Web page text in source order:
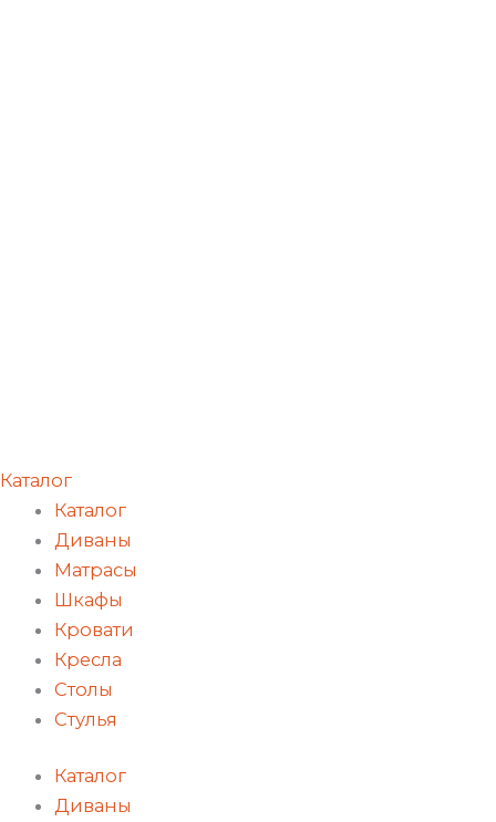
Каталог
Каталог
Диваны
Матрасы
Шкафы
Кровати
Кресла
Столы
Стулья
Каталог
Диваны